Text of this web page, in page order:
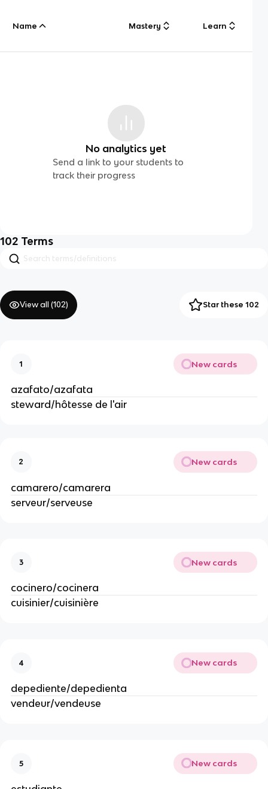
Name Mastery Learn
No analytics yet
Send a link to your students to
track their progress
102 Terms
View all (102) Star these 102
1 New cards
azafato/azafata
steward/hôtesse de l'air
2 New cards
camarero/camarera
serveur/serveuse
3 New cards
cocinero/cocinera
cuisinier/cuisinière
4 New cards
depediente/depedienta
vendeur/vendeuse
5 New cards